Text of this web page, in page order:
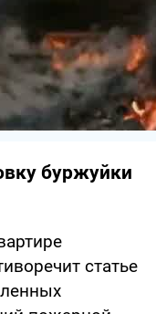
буржуйки
статье